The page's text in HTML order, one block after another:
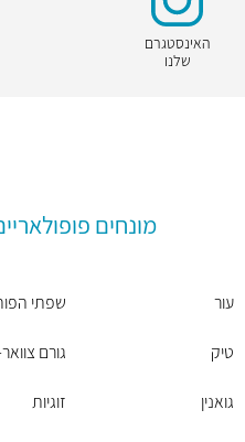
האינסטגרם
שלנו
מונחים
עור
טיק
גואנין
שפתי
גורם
זוגיות